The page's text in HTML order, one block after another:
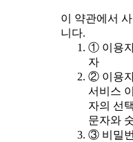
이 약관에서
니다.
① 이용
자
② 이용
서비스
자의 선
문자와
③ 비밀